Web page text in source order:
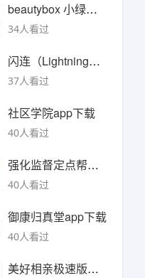
beautybox 小绿盒正版最新免费下载
34人看过
闪连（LightningX）加速器app
37人看过
社区学院app下载
40人看过
强化监督定点帮扶下载
40人看过
御康归真堂app下载
40人看过
美好相亲极速版下载